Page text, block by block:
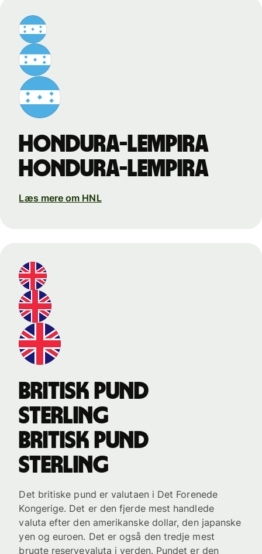
hondura-lempira
hondura-lempira
Læs mere om HNL
britisk pund
sterling
britisk pund
sterling
Det britiske pund er valutaen i Det Forenede
Kongerige. Det er den fjerde mest handlede
valuta efter den amerikanske dollar, den japanske
yen og euroen. Det er også den tredje mest
brugte reservevaluta i verden. Pundet er den